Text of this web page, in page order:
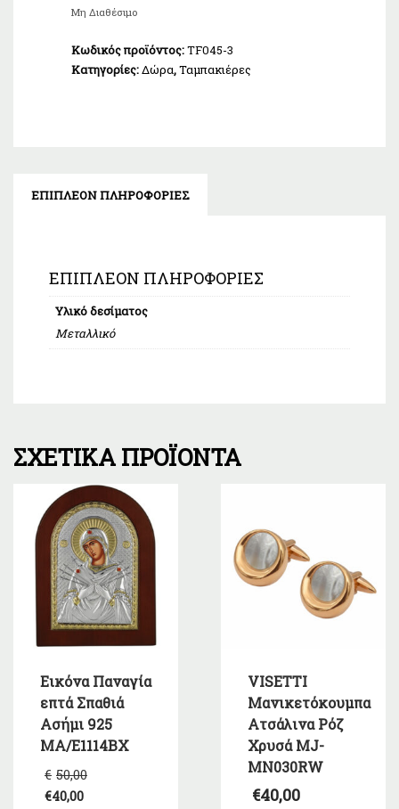
Μη Διαθέσιμο
Κωδικός προϊόντος:TF045-3
Κατηγορίες:Δώρα,Ταμπακιέρες
ΕΠΙΠΛΈΟΝ ΠΛΗΡΟΦΟΡΊΕΣ
ΕΠΙΠΛΈΟΝ ΠΛΗΡΟΦΟΡΊΕΣ
Υλικό δεσίματος
Μεταλλικό
ΣΧΕΤΙΚΆ ΠΡΟΪΌΝΤΑ
Εικόνα Παναγία
επτά Σπαθιά
Ασήμι 925
MA/E1114BX
€ 50,00
€40,00
VISETTI
Μανικετόκουμπα
Ατσάλινα Ρόζ
Χρυσά MJ-
MN030RW
€40,00